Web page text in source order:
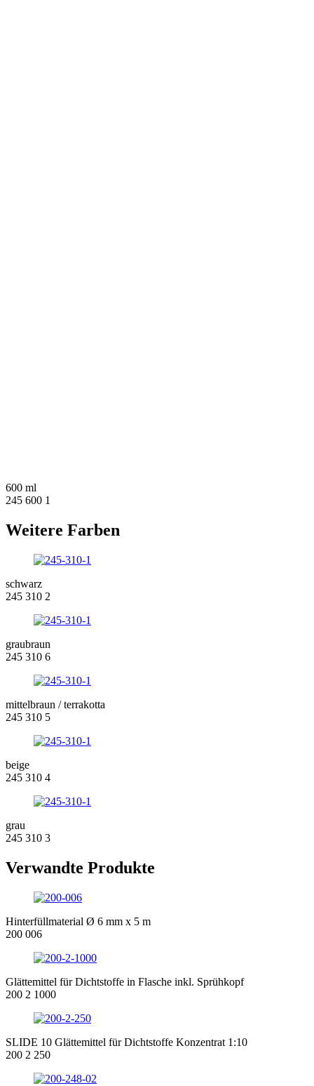
600 ml
245 600 1
Weitere Farben
schwarz
245 310 2
graubraun
245 310 6
mittelbraun / terrakotta
245 310 5
beige
245 310 4
grau
245 310 3
Verwandte Produkte
Hinterfüllmaterial Ø 6 mm x 5 m
200 006
Glättemittel für Dichtstoffe in Flasche inkl. Sprühkopf
200 2 1000
SLIDE 10 Glättemittel für Dichtstoffe Konzentrat 1:10
200 2 250